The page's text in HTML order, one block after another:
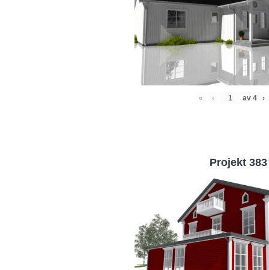
« ‹ av 4 ›
Projekt 383